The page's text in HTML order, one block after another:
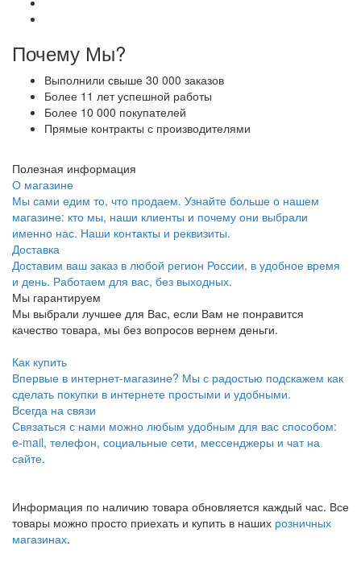
Почему Мы?
Выполнили свыше 30 000 заказов
Более 11 лет успешной работы
Более 10 000 покупателей
Прямые контракты с производителями
Полезная информация
О магазине
Мы сами едим то, что продаем. Узнайте больше о нашем
магазине: кто мы, наши клиенты и почему они выбрали
именно нас. Наши контакты и реквизиты.
Доставка
Доставим ваш заказ в любой регион России, в удобное время
и день. Работаем для вас, без выходных.
Мы гарантируем
Мы выбрали лучшее для Вас, если Вам не понравится
качество товара, мы без вопросов вернем деньги.
Как купить
Впервые в интернет-магазине? Мы с радостью подскажем как
сделать покупки в интернете простыми и удобными.
Всегда на связи
Связаться с нами можно любым удобным для вас способом:
e-mail, телефон, социальные сети, мессенджеры и чат на
сайте.
Информация по наличию товара обновляется каждый час. Все
товары можно просто приехать и купить в наших розничных
магазинах.